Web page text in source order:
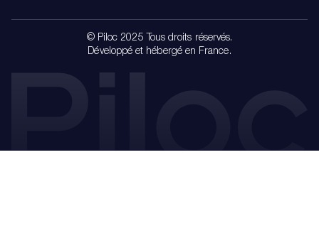
© Piloc 2025 Tous droits réservés.
Développé et hébergé en France.